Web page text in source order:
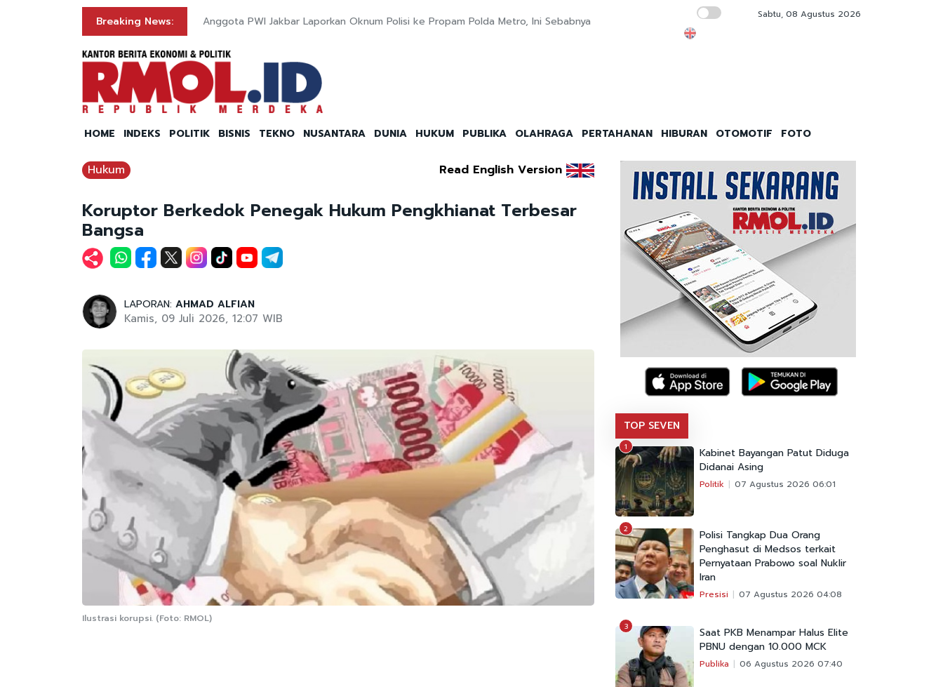
Breaking News: Anggota PWI Jakbar Laporkan Oknum Polisi ke Propam Polda Metro, Ini Sebabnya Kejagung Pede Hadapi Febrie di Sidang
Sabtu, 08 Agustus 2026
HOME INDEKS POLITIK BISNIS TEKNO NUSANTARA DUNIA HUKUM PUBLIKA OLAHRAGA PERTAHANAN HIBURAN OTOMOTIF FOTO
Hukum Read English Version
Koruptor Berkedok Penegak Hukum Pengkhianat Terbesar
Bangsa
LAPORAN: AHMAD ALFIAN
Kamis, 09 Juli 2026, 12:07 WIB
Ilustrasi korupsi. (Foto: RMOL)
TOP SEVEN
1
Kabinet Bayangan Patut Diduga
Didanai Asing
Politik 07 Agustus 2026 06:01
2
Polisi Tangkap Dua Orang
Penghasut di Medsos terkait
Pernyataan Prabowo soal Nuklir
Iran
Presisi 07 Agustus 2026 04:08
3
Saat PKB Menampar Halus Elite
PBNU dengan 10.000 MCK
Publika 06 Agustus 2026 07:40